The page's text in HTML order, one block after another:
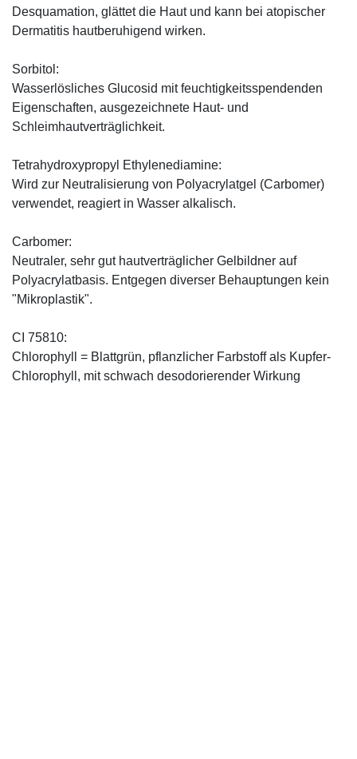
Desquamation, glättet die Haut und kann bei atopischer
Dermatitis hautberuhigend wirken.
Sorbitol:
Wasserlösliches Glucosid mit feuchtigkeitsspendenden
Eigenschaften, ausgezeichnete Haut- und
Schleimhautverträglichkeit.
Tetrahydroxypropyl Ethylenediamine:
Wird zur Neutralisierung von Polyacrylatgel (Carbomer)
verwendet, reagiert in Wasser alkalisch.
Carbomer:
Neutraler, sehr gut hautverträglicher Gelbildner auf
Polyacrylatbasis. Entgegen diverser Behauptungen kein
"Mikroplastik".
CI 75810:
Chlorophyll = Blattgrün, pflanzlicher Farbstoff als Kupfer-
Chlorophyll, mit schwach desodorierender Wirkung